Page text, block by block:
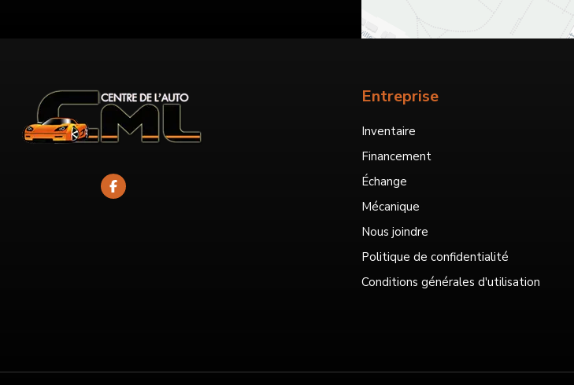
Entreprise
Inventaire
Financement
Échange
Mécanique
Nous joindre
Politique de confidentialité
Conditions générales d'utilisation